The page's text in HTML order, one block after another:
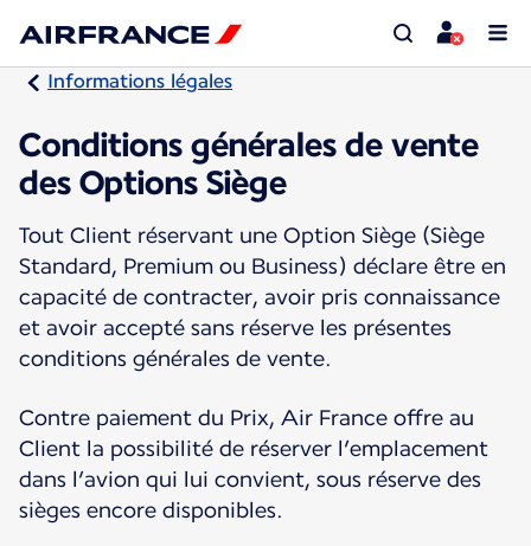
Informations légales
Conditions générales de vente
des Options Siège
Tout Client réservant une Option Siège (Siège
Standard, Premium ou Business) déclare être en
capacité de contracter, avoir pris connaissance
et avoir accepté sans réserve les présentes
conditions générales de vente.
Contre paiement du Prix, Air France offre au
Client la possibilité de réserver l’emplacement
dans l’avion qui lui convient, sous réserve des
sièges encore disponibles.